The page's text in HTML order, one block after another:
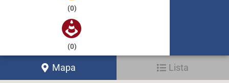
(0)
(0)
Mapa Lista